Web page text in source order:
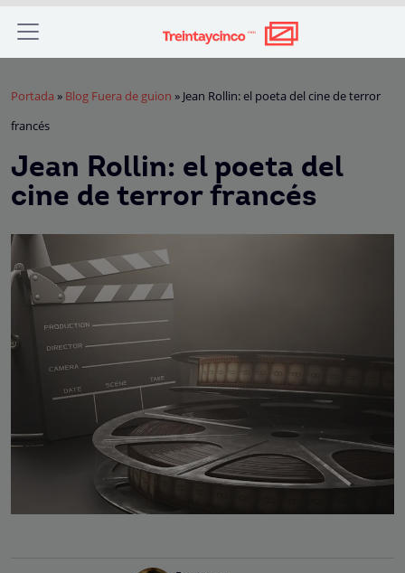
Portada » Blog Fuera de guion » Jean Rollin: el poeta del cine de terror
francés
Jean Rollin: el poeta del
cine de terror francés